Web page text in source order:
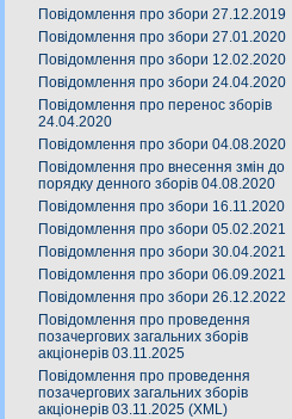
Повідомлення про збори 27.12.2019
Повідомлення про збори 27.01.2020
Повідомлення про збори 12.02.2020
Повідомлення про збори 24.04.2020
Повідомлення про перенос зборів
24.04.2020
Повідомлення про збори 04.08.2020
Повідомлення про внесення змін до
порядку денного зборів 04.08.2020
Повідомлення про збори 16.11.2020
Повідомлення про збори 05.02.2021
Повідомлення про збори 30.04.2021
Повідомлення про збори 06.09.2021
Повідомлення про збори 26.12.2022
Повідомлення про проведення
позачергових загальних зборів
акціонерів 03.11.2025
Повідомлення про проведення
позачергових загальних зборів
акціонерів 03.11.2025 (XML)